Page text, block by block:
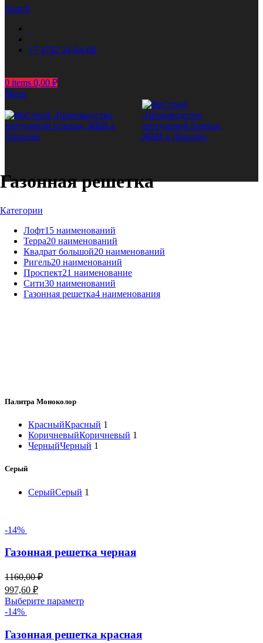
Search
+7 4742 24-04-68
0 items 0,00 ₽
Menu
Газонная решетка
Категории
Лофт15 наименований
Терра20 наименований
Квадрат большой20 наименований
Ригель20 наименований
Проспект21 наименование
Сити30 наименований
Газонная решетка4 наименования
Палитра Моноколор
КрасныйКрасный 1
КоричневыйКоричневый 1
ЧерныйЧерный 1
Серый
СерыйСерый 1
-14%
Газонная решетка черная
1160,00₽
997,60 ₽
Выберите параметрЭтот
несколько
-14%
Газонная решетка красная